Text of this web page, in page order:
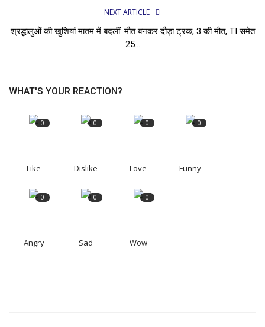
NEXT ARTICLE
श्रद्धालुओं की खुशियां मातम में बदलीं: मौत बनकर दौड़ा ट्रक, 3 की मौत, TI समेत
25...
WHAT'S YOUR REACTION?
0
Like
0
Dislike
0
Love
0
Funny
0
Angry
0
Sad
0
Wow